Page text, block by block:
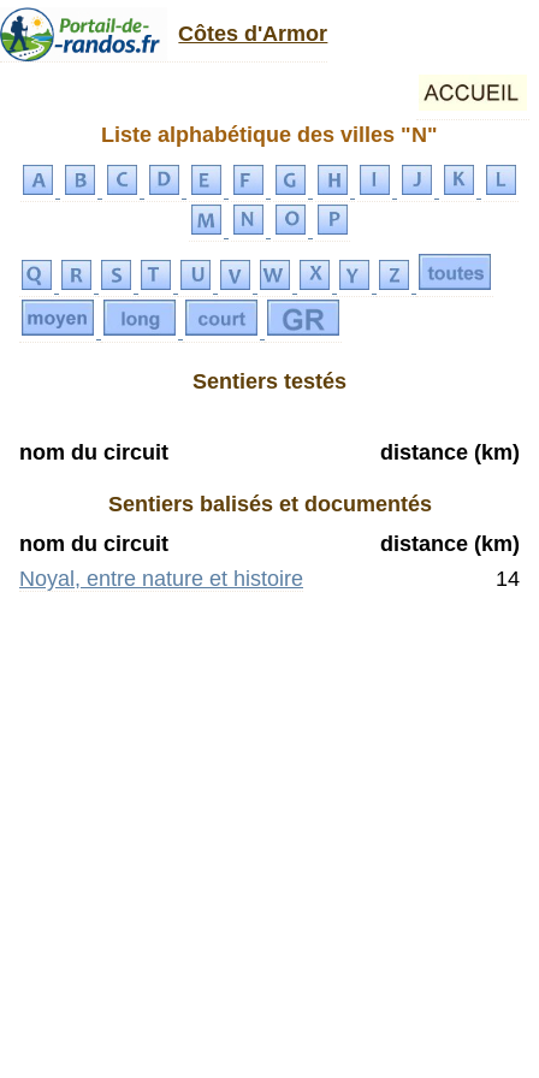
Côtes d'Armor
Liste alphabétique des villes "N"
Sentiers testés
nom du circuit distance (km)
Sentiers balisés et documentés
nom du circuit
distance (km)
Noyal, entre nature et histoire
14